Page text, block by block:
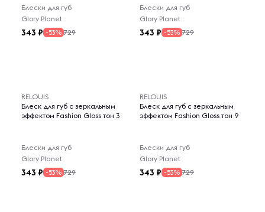
Блески для губ
Glory Planet
343 -53% 729
Блески для губ
Glory Planet
343 -53% 729
RELOUIS
Блеск для губ с зеркальным
эффектом Fashion Gloss тон 3
Блески для губ
Glory Planet
343 -53% 729
RELOUIS
Блеск для губ с зеркальным
эффектом Fashion Gloss тон 9
Блески для губ
Glory Planet
343 -53% 729